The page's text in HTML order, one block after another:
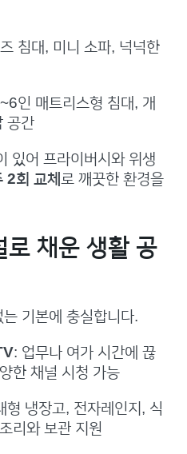
침대, 미니 소파, 넉넉한
인 매트리스형 침대, 개
공간
있어 프라이버시와 위생
2회 교체 로 깨끗한 환경을
로 채운 생활 공
기본에 충실합니다.
: 업무나 여가 시간에 끊
한 채널 시청 가능
형 냉장고, 전자레인지, 식
리와 보관 지원